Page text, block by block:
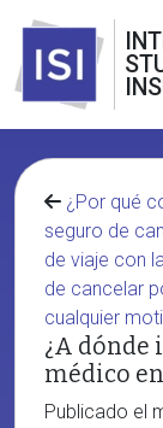
¿Por qué
seguro de
de viaje con
de cancelar
cualquier
¿A
médico en
Publicado el